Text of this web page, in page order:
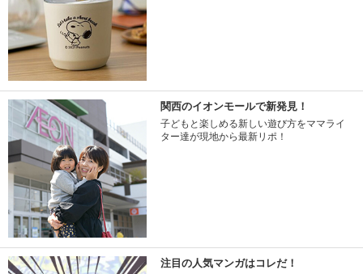
関西のイオンモールで新発見！
子どもと楽しめる新しい遊び方をママライ
ター達が現地から最新リポ！
注目の人気マンガはコレだ！